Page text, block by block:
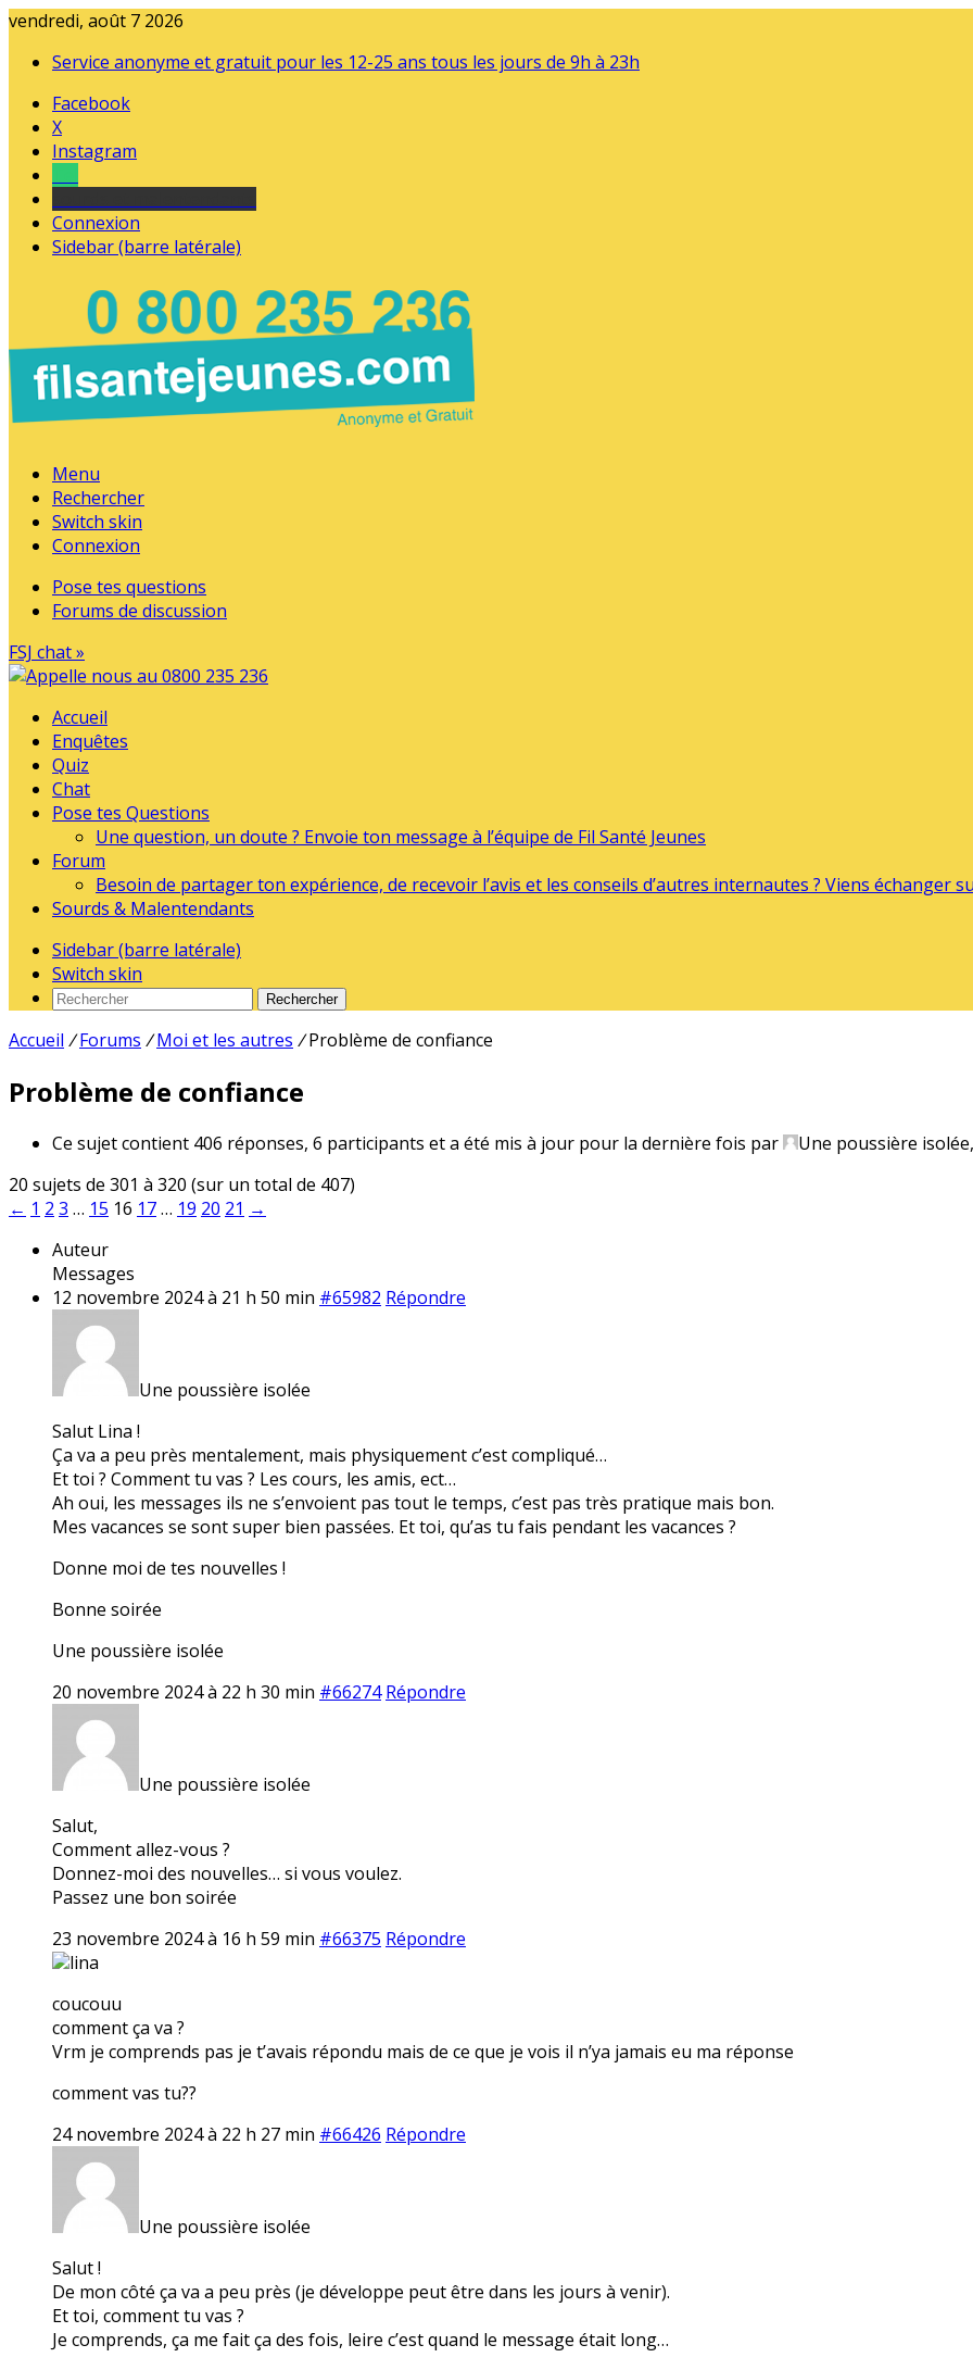
vendredi, août 7 2026
Service anonyme et gratuit pour les 12-25 ans tous les jours de 9h à 23h
Facebook
X
Instagram
Connexion
Sidebar (barre latérale)
Menu
Rechercher
Switch skin
Connexion
Pose tes questions
Forums de discussion
FSJ chat »
Accueil
Enquêtes
Quiz
Chat
Pose tes Questions
Une question, un doute ? Envoie ton message à l’équipe de Fil Santé Jeunes
Forum
Besoin de partager ton expérience, de recevoir l’avis et les conseils d’autres internautes ? Viens échanger
Sourds & Malentendants
Sidebar (barre latérale)
Switch skin
Rechercher
Accueil / Forums / Moi et les autres / Problème de confiance
Problème de confiance
Ce sujet contient 406 réponses, 6 participants et a été mis à jour pour la dernière fois par Une poussière isolée
20 sujets de 301 à 320 (sur un total de 407)
← 1 2 3 … 15 16 17… 19 20 21 →
Auteur
Messages
12 novembre 2024 à 21 h 50 min #65982 Répondre
Une poussière isolée
Salut Lina !
Ça va a peu près mentalement, mais physiquement c’est compliqué…
Et toi ? Comment tu vas ? Les cours, les amis, ect…
Ah oui, les messages ils ne s’envoient pas tout le temps, c’est pas très pratique mais bon.
Mes vacances se sont super bien passées. Et toi, qu’as tu fais pendant les vacances ?
Donne moi de tes nouvelles !
Bonne soirée
Une poussière isolée
20 novembre 2024 à 22 h 30 min #66274 Répondre
Une poussière isolée
Salut,
Comment allez-vous ?
Donnez-moi des nouvelles… si vous voulez.
Passez une bon soirée
23 novembre 2024 à 16 h 59 min #66375 Répondre
lina
coucouu
comment ça va ?
Vrm je comprends pas je t’avais répondu mais de ce que je vois il n’ya jamais eu ma réponse
comment vas tu??
24 novembre 2024 à 22 h 27 min #66426 Répondre
Une poussière isolée
Salut !
De mon côté ça va a peu près (je développe peut être dans les jours à venir).
Et toi, comment tu vas ?
Je comprends, ça me fait ça des fois, leire c’est quand le message était long…